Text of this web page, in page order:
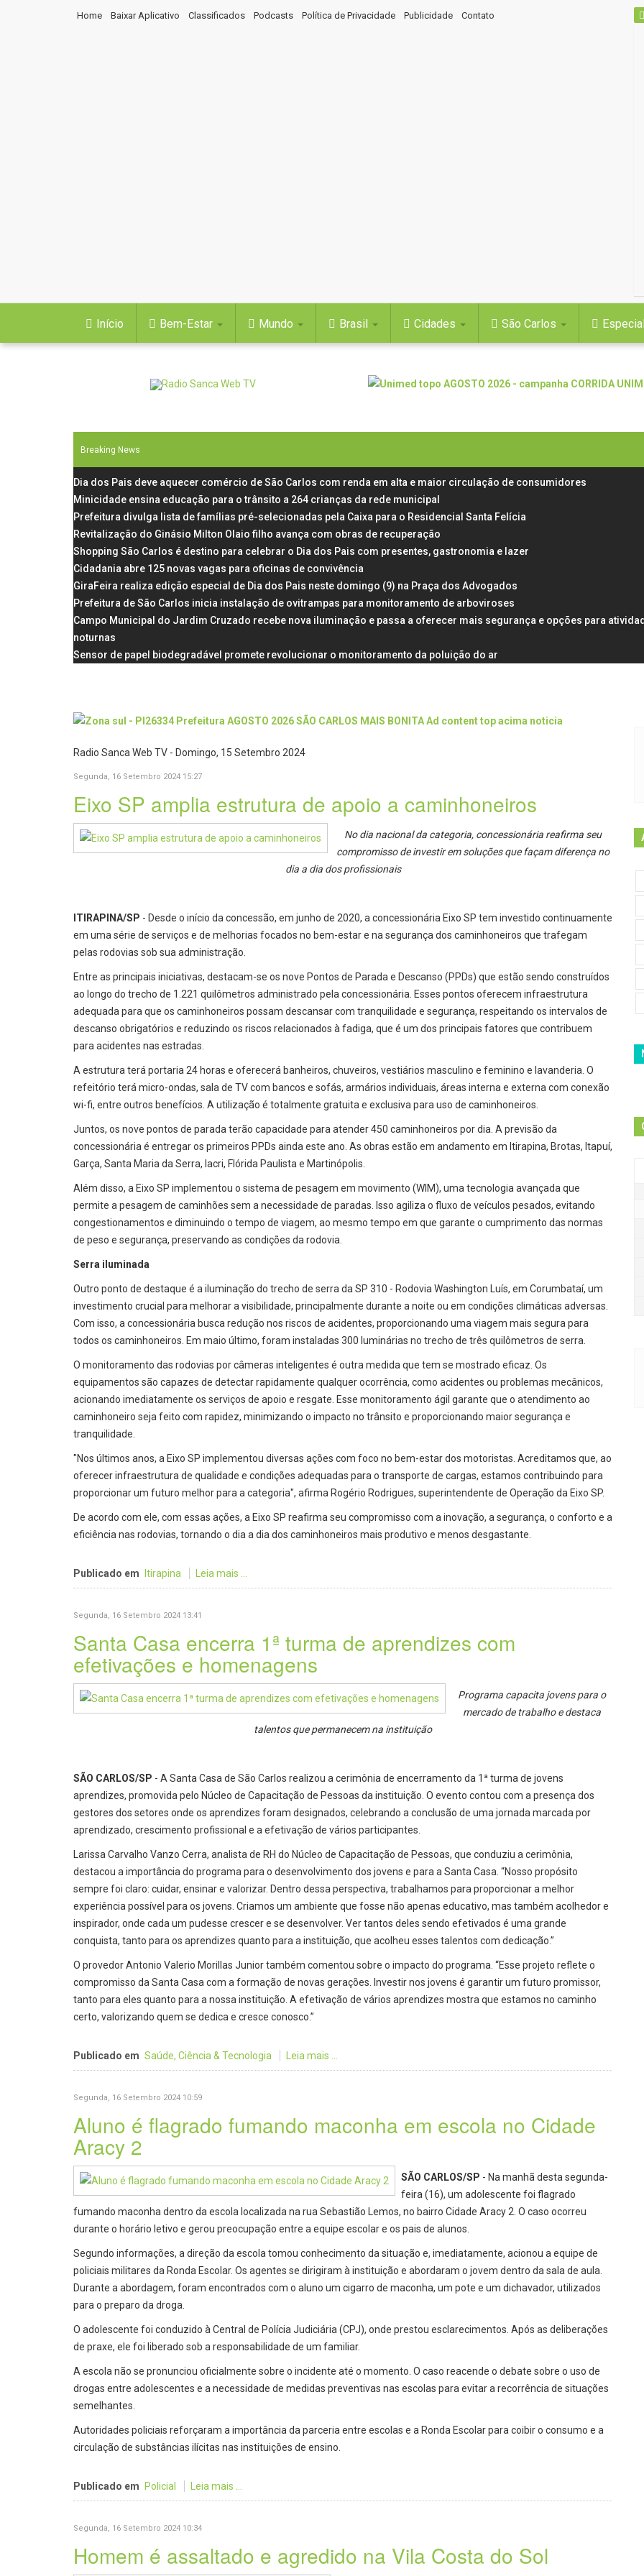
Home Baixar Aplicativo Classificados Podcasts Política de Privacidade Publicidade Contato
Início Bem-Estar Mundo Brasil Cidades São Carlos
Breaking News
Dia dos Pais deve aquecer comércio de São Carlos com renda em alta e maior circulação de consumidores
Minicidade ensina educação para o trânsito a 264 crianças da rede municipal
Prefeitura divulga lista de famílias pré-selecionadas pela Caixa para o Residencial Santa Felícia
Revitalização do Ginásio Milton Olaio filho avança com obras de recuperação
Shopping São Carlos é destino para celebrar o Dia dos Pais com presentes, gastronomia e lazer
Cidadania abre 125 novas vagas para oficinas de convivência
GiraFeira realiza edição especial de Dia dos Pais neste domingo (9) na Praça dos Advogados
Prefeitura de São Carlos inicia instalação de ovitrampas para monitoramento de arboviroses
Campo Municipal do Jardim Cruzado recebe nova iluminação e passa a oferecer mais segurança e opções para
noturnas
Sensor de papel biodegradável promete revolucionar o monitoramento da poluição do ar
Radio Sanca Web TV - Domingo, 15 Setembro 2024
Segunda, 16 Setembro 2024 15:27
Eixo SP amplia estrutura de apoio a caminhoneiros
No dia nacional da categoria, concessionária reafirma seu
compromisso de investir em soluções que façam diferença no
dia a dia dos profissionais
ITIRAPINA/SP - Desde o início da concessão, em junho de 2020, a concessionária Eixo SP tem investido continuamente
em uma série de serviços e de melhorias focados no bem-estar e na segurança dos caminhoneiros que trafegam
pelas rodovias sob sua administração.
Entre as principais iniciativas, destacam-se os nove Pontos de Parada e Descanso (PPDs) que estão sendo construídos
ao longo do trecho de 1.221 quilômetros administrado pela concessionária. Esses pontos oferecem infraestrutura
adequada para que os caminhoneiros possam descansar com tranquilidade e segurança, respeitando os intervalos de
descanso obrigatórios e reduzindo os riscos relacionados à fadiga, que é um dos principais fatores que contribuem
para acidentes nas estradas.
A estrutura terá portaria 24 horas e oferecerá banheiros, chuveiros, vestiários masculino e feminino e lavanderia. O
refeitório terá micro-ondas, sala de TV com bancos e sofás, armários individuais, áreas interna e externa com conexão
wi-fi, entre outros benefícios. A utilização é totalmente gratuita e exclusiva para uso de caminhoneiros.
Juntos, os nove pontos de parada terão capacidade para atender 450 caminhoneiros por dia. A previsão da
concessionária é entregar os primeiros PPDs ainda este ano. As obras estão em andamento em Itirapina, Brotas, Itapuí,
Garça, Santa Maria da Serra, Iacri, Flórida Paulista e Martinópolis.
Além disso, a Eixo SP implementou o sistema de pesagem em movimento (WIM), uma tecnologia avançada que
permite a pesagem de caminhões sem a necessidade de paradas. Isso agiliza o fluxo de veículos pesados, evitando
congestionamentos e diminuindo o tempo de viagem, ao mesmo tempo em que garante o cumprimento das normas
de peso e segurança, preservando as condições da rodovia.
Serra iluminada
Outro ponto de destaque é a iluminação do trecho de serra da SP 310 - Rodovia Washington Luís, em Corumbataí, um
investimento crucial para melhorar a visibilidade, principalmente durante a noite ou em condições climáticas adversas.
Com isso, a concessionária busca redução nos riscos de acidentes, proporcionando uma viagem mais segura para
todos os caminhoneiros. Em maio último, foram instaladas 300 luminárias no trecho de três quilômetros de serra.
O monitoramento das rodovias por câmeras inteligentes é outra medida que tem se mostrado eficaz. Os
equipamentos são capazes de detectar rapidamente qualquer ocorrência, como acidentes ou problemas mecânicos,
acionando imediatamente os serviços de apoio e resgate. Esse monitoramento ágil garante que o atendimento ao
caminhoneiro seja feito com rapidez, minimizando o impacto no trânsito e proporcionando maior segurança e
tranquilidade.
"Nos últimos anos, a Eixo SP implementou diversas ações com foco no bem-estar dos motoristas. Acreditamos que, ao
oferecer infraestrutura de qualidade e condições adequadas para o transporte de cargas, estamos contribuindo para
proporcionar um futuro melhor para a categoria", afirma Rogério Rodrigues, superintendente de Operação da Eixo SP.
De acordo com ele, com essas ações, a Eixo SP reafirma seu compromisso com a inovação, a segurança, o conforto e a
eficiência nas rodovias, tornando o dia a dia dos caminhoneiros mais produtivo e menos desgastante.
Publicado em Itirapina Leia mais ...
Segunda, 16 Setembro 2024 13:41
Santa Casa encerra 1ª turma de aprendizes com
efetivações e homenagens
Programa capacita jovens para o
mercado de trabalho e destaca
talentos que permanecem na instituição
SÃO CARLOS/SP - A Santa Casa de São Carlos realizou a cerimônia de encerramento da 1ª turma de jovens
aprendizes, promovida pelo Núcleo de Capacitação de Pessoas da instituição. O evento contou com a presença dos
gestores dos setores onde os aprendizes foram designados, celebrando a conclusão de uma jornada marcada por
aprendizado, crescimento profissional e a efetivação de vários participantes.
Larissa Carvalho Vanzo Cerra, analista de RH do Núcleo de Capacitação de Pessoas, que conduziu a cerimônia,
destacou a importância do programa para o desenvolvimento dos jovens e para a Santa Casa. “Nosso propósito
sempre foi claro: cuidar, ensinar e valorizar. Dentro dessa perspectiva, trabalhamos para proporcionar a melhor
experiência possível para os jovens. Criamos um ambiente que fosse não apenas educativo, mas também acolhedor e
inspirador, onde cada um pudesse crescer e se desenvolver. Ver tantos deles sendo efetivados é uma grande
conquista, tanto para os aprendizes quanto para a instituição, que acolheu esses talentos com dedicação.”
O provedor Antonio Valerio Morillas Junior também comentou sobre o impacto do programa. “Esse projeto reflete o
compromisso da Santa Casa com a formação de novas gerações. Investir nos jovens é garantir um futuro promissor,
tanto para eles quanto para a nossa instituição. A efetivação de vários aprendizes mostra que estamos no caminho
certo, valorizando quem se dedica e cresce conosco.”
Publicado em Saúde, Ciência & Tecnologia Leia mais ...
Segunda, 16 Setembro 2024 10:59
Aluno é flagrado fumando maconha em escola no Cidade
Aracy 2
SÃO CARLOS/SP - Na manhã desta segunda-
feira (16), um adolescente foi flagrado
fumando maconha dentro da escola localizada na rua Sebastião Lemos, no bairro Cidade Aracy 2. O caso ocorreu
durante o horário letivo e gerou preocupação entre a equipe escolar e os pais de alunos.
Segundo informações, a direção da escola tomou conhecimento da situação e, imediatamente, acionou a equipe de
policiais militares da Ronda Escolar. Os agentes se dirigiram à instituição e abordaram o jovem dentro da sala de aula.
Durante a abordagem, foram encontrados com o aluno um cigarro de maconha, um pote e um dichavador, utilizados
para o preparo da droga.
O adolescente foi conduzido à Central de Polícia Judiciária (CPJ), onde prestou esclarecimentos. Após as deliberações
de praxe, ele foi liberado sob a responsabilidade de um familiar.
A escola não se pronunciou oficialmente sobre o incidente até o momento. O caso reacende o debate sobre o uso de
drogas entre adolescentes e a necessidade de medidas preventivas nas escolas para evitar a recorrência de situações
semelhantes.
Autoridades policiais reforçaram a importância da parceria entre escolas e a Ronda Escolar para coibir o consumo e a
circulação de substâncias ilícitas nas instituições de ensino.
Publicado em Policial Leia mais ...
Segunda, 16 Setembro 2024 10:34
Homem é assaltado e agredido na Vila Costa do Sol